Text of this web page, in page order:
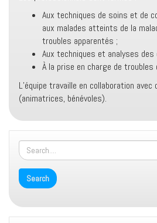
Aux techniques de soins et de
aux malades atteints de la
troubles apparentés ;
Aux techniques et analyses
À la prise en charge de troubles
L’équipe travaille en collaboration
(animatrices, bénévoles).